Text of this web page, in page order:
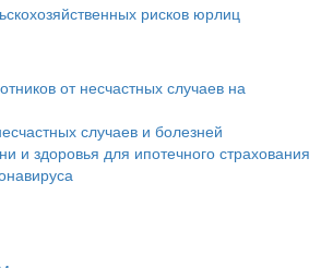
рисков юрлиц
от несчастных случаев на
случаев и болезней
и здоровья для ипотечного страхования